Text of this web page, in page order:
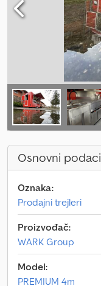
Osnovni podaci
Oznaka:
Prodajni trejleri
Proizvođač:
WARK Group
Model:
PREMIUM 4m